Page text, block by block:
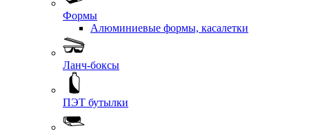
Формы
Алюминиевые формы, касалетки
Ланч-боксы
ПЭТ бутылки